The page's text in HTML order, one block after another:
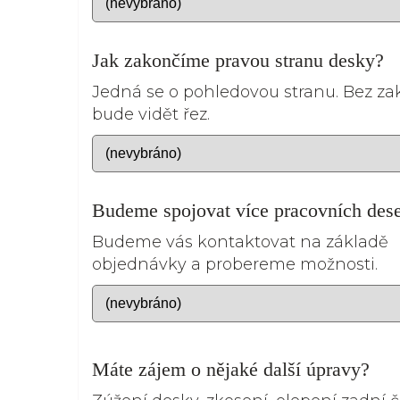
Jak zakončíme pravou stranu desky?
Jedná se o pohledovou stranu. Bez
bude vidět řez.
Budeme spojovat více pracovních
Budeme vás kontaktovat na základě
objednávky a probereme možnosti.
Máte zájem o nějaké další úpravy?